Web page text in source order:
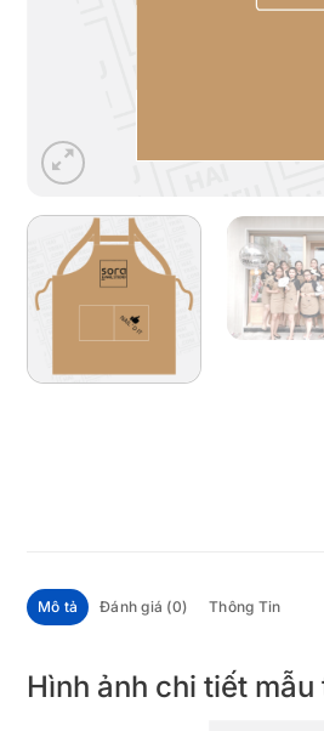
Mô tả Đánh giá (0) Thông Tin
Hình ảnh chi tiết